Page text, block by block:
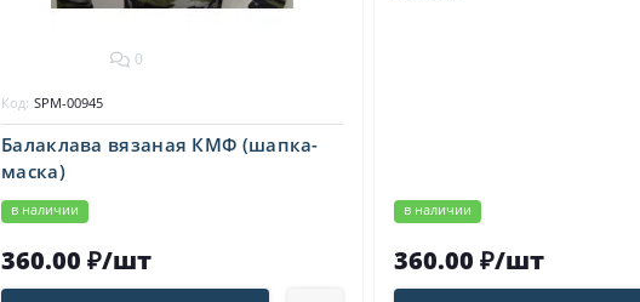
0
Балаклава вязаная КМФ (шапка-
маска)
в наличии
Код: SPM-00945
360.00 ₽/шт
в наличии
360.00 ₽/шт